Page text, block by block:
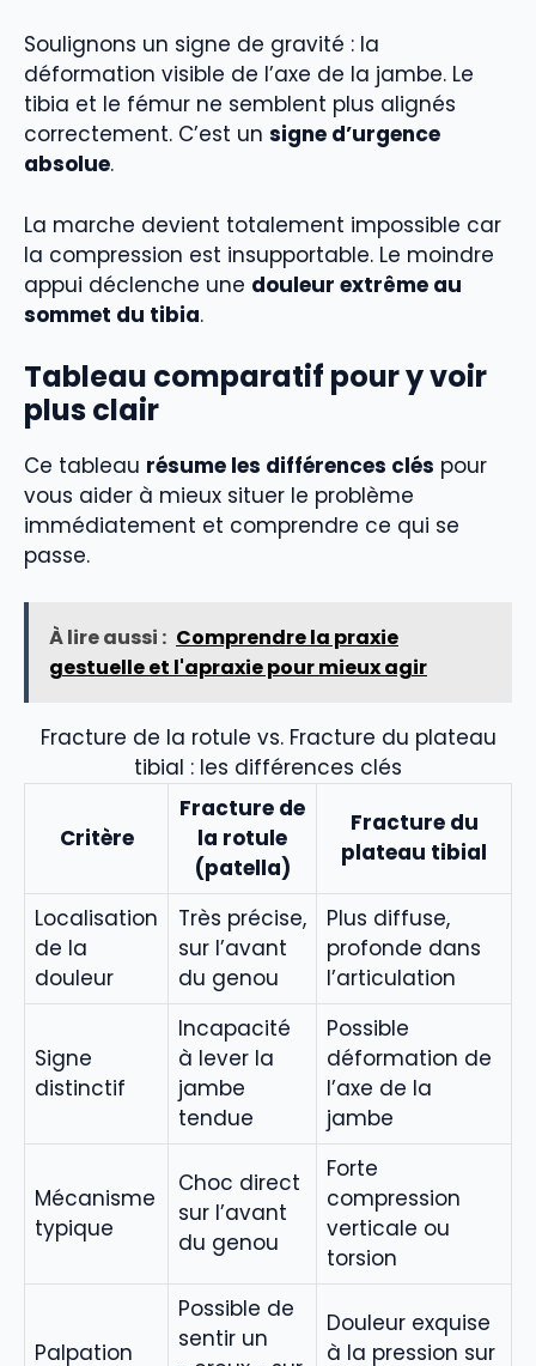
Soulignons un signe de gravité : la
déformation visible de l’axe de la jambe. Le
tibia et le fémur ne semblent plus alignés
correctement. C’est un signe d’urgence
absolue.
La marche devient totalement impossible car
la compression est insupportable. Le moindre
appui déclenche une douleur extrême au
sommet du tibia.
Tableau comparatif pour y voir
plus clair
Ce tableau résume les différences clés pour
vous aider à mieux situer le problème
immédiatement et comprendre ce qui se
passe.
À lire aussi : Comprendre la praxie
gestuelle et l'apraxie pour mieux agir
Fracture de la rotule vs. Fracture du plateau
tibial : les différences clés
Critère
Fracture de
la rotule
(patella)
Fracture du
plateau tibial
Localisation
de la
douleur
Très précise,
sur l’avant
du genou
Plus diffuse,
profonde dans
l’articulation
Signe
distinctif
Incapacité
à lever la
jambe
tendue
Possible
déformation de
l’axe de la
jambe
Mécanisme
typique
Choc direct
sur l’avant
du genou
Forte
compression
verticale ou
torsion
Palpation
Possible de
sentir un
Douleur exquise
à la pression sur